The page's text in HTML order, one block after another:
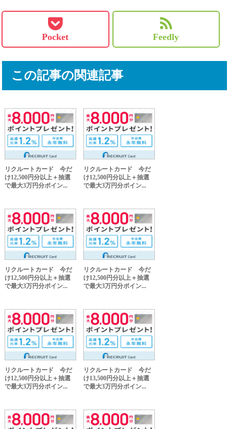
Pocket Feedly
この記事の関連記事
リクルートカード 今だ
け12,500円分以上＋抽選
で最大3万円分ポイン...
リクルートカード 今だ
け12,500円分以上＋抽選
で最大3万円分ポイン...
リクルートカード 今だ
け12,500円分以上＋抽選
で最大3万円分ポイン...
リクルートカード 今だ
け12,500円分以上＋抽選
で最大3万円分ポイン...
リクルートカード 今だ
け12,500円分以上＋抽選
で最大3万円分ポイン...
リクルートカード 今だ
け13,500円分以上＋抽選
で最大3万円分ポイン...